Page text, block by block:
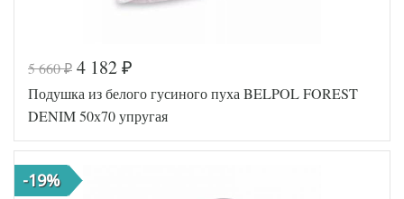
Код товара
348-400
Артикул
AGD-77
(24)023-
П
Плотность
Упругая
Размер
подушки
5 660₽ 4 182 ₽
Подушка из белого гусиного пуха BELPOL FOREST
DENIM 50х70 упругая
-19%